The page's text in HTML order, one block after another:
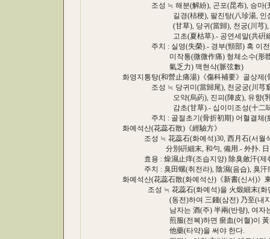
조성 ≒ 해분(解紛), 곤포(昆布), 승마(升
길경(桔梗), 팔진탕(八珍湯, 인삼(人
(甘草), 당귀(當歸), 천궁(川芎), 숙지(
고초(夏枯草).- 공연세말(共硏細末)
주치 : 실영(失榮).- 경부(頸部) 혹 이전이
미작통(微微作痛) 형체소수(形體消
氣乏力) 맥현삭(脈弦數)
화영지통탕(和營止痛湯)《傷科補要》골상제(
조성 ≒ 당귀미(當歸尾), 천궁궁(川芎窮),
오약(烏葯), 진피(陣皮), 유향(乳香),
감초(甘草).- 십이미조성(十二味
주치 : 골절초기(骨折初期) 어혈결체(瘀
화예석산(花蕊石散)《經驗方》
조성 ≒ 花蕊石(화예석)30, 西月石(서월석
分別硏細末, 和勻, 備用.- 外扑. 日 1
효용 : 燥濕止痒(조습지양) 除臭斂汗(제
주치 : 臭田螺(취전라), 陰濕(음습), 臭汗
화예석산(花蕊石散(화예석산)《新書(신서)》
조성 ≒ 花蕊石(화예석)을 火煅細末(화단
(동전)하여 三錢(삼전) 乃至(내지) 五
남자는 酒(주) 半兩(반량), 여자는 醋(
煎服(전복)하면 瘀血(어혈)이 黃水(황
他藥(타약)을 써야 한다.